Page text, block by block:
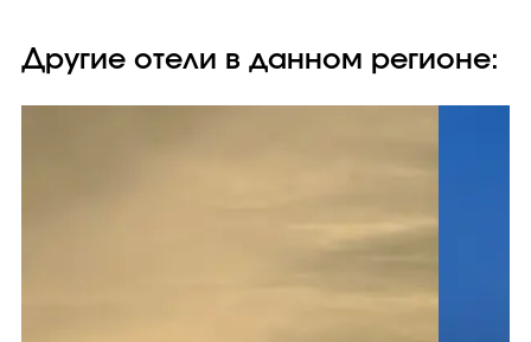
Другие отели в данном регионе: